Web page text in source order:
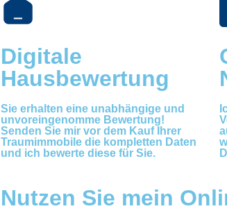
Digitale
Hausbewertung
Sie erhalten eine unabhängige und
unvoreingenomme Bewertung!
Senden Sie mir vor dem Kauf Ihrer
Traumimmobile die kompletten Daten
und ich bewerte diese für Sie.
Nutzen Sie mein